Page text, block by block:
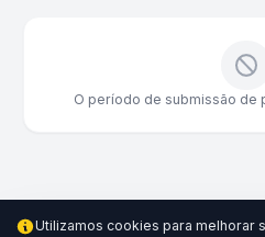
O período de submissão de
Utilizamos cookies para melhorar